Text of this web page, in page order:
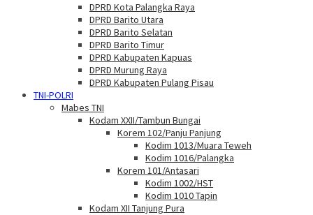
DPRD Kota Palangka Raya
DPRD Barito Utara
DPRD Barito Selatan
DPRD Barito Timur
DPRD Kabupaten Kapuas
DPRD Murung Raya
DPRD Kabupaten Pulang Pisau
TNI-POLRI
Mabes TNI
Kodam XXII/Tambun Bungai
Korem 102/Panju Panjung
Kodim 1013/Muara Teweh
Kodim 1016/Palangka
Korem 101/Antasari
Kodim 1002/HST
Kodim 1010 Tapin
Kodam XII Tanjung Pura